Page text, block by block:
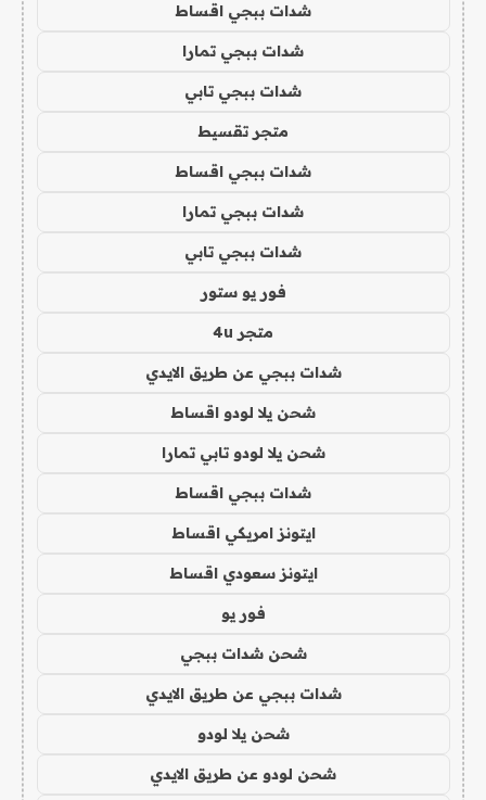
شدات ببجي اقساط
شدات ببجي تمارا
شدات ببجي تابي
متجر تقسيط
شدات ببجي اقساط
شدات ببجي تمارا
شدات ببجي تابي
فور يو ستور
متجر 4u
شدات ببجي عن طريق الايدي
شحن يلا لودو اقساط
شحن يلا لودو تابي تمارا
شدات ببجي اقساط
ايتونز امريكي اقساط
ايتونز سعودي اقساط
فور يو
شحن شدات ببجي
شدات ببجي عن طريق الايدي
شحن يلا لودو
شحن لودو عن طريق الايدي